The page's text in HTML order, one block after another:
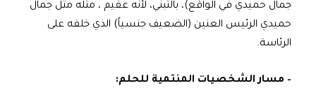
جمال حميدي في الواقع)، بالتبني، لأنه عقيم ، مثله مثل جمال
حميدي الرئيس العنين (الضعيف جنسياً) الذي خلفه على
الرئاسة.
– مسار الشخصيات المنتمية للحلم: